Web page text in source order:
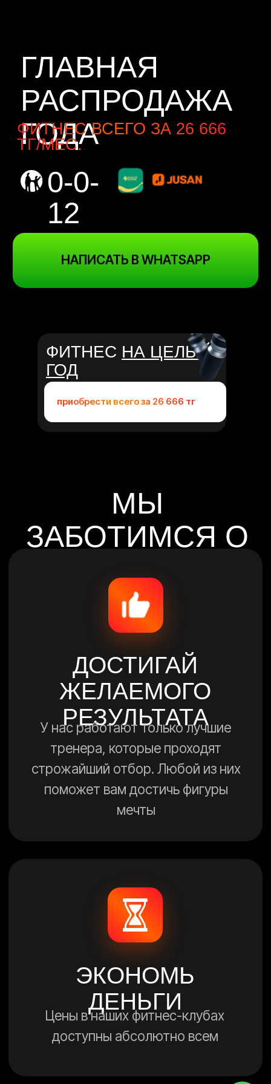
РАСПРОДАЖА
ГОДА
НАПИСАТЬ В WHATSAPP
ФИТНЕС ВСЕГО ЗА 26 666
ТГ/МЕС.
0-0-
12
ФИТНЕС НА ЦЕЛЫЙ
ГОД
приобрести всего за 26 666 тг
МЫ
ЗАБОТИМСЯ О
ВАС
ЖЕЛАЕМОГО
РЕЗУЛЬТАТА
тренера, которые проходят
строжайший отбор. Любой из них
ЭКОНОМЬ
ДЕНЬГИ
Цены в наших фитнес-клубах